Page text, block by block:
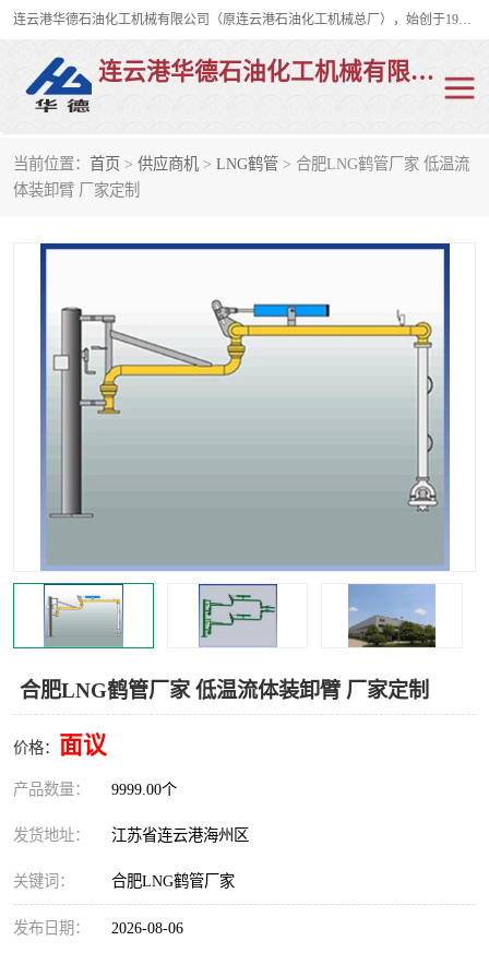
连云港华德石油化工机械有限公司（原连云港石油化工机械总厂），始创于1982年，是从事码头船用流体装卸臂、陆用流体装卸臂（鹤管）、活动梯、钢构平台、定量装车系统等全系列流体装卸设备的设计、制造、销售以及服务的专业供应商。
连云港华德石油化工机械有限公司
当前位置： 首页 > 供应商机 > LNG鹤管 > 合肥LNG鹤管厂家 低温流
体装卸臂 厂家定制
合肥LNG鹤管厂家 低温流体装卸臂 厂家定制
价格： 面议
产品数量： 9999.00个
发货地址： 江苏省连云港海州区
关键词： 合肥LNG鹤管厂家
发布日期： 2026-08-06
陆用流体装卸臂
液氨鹤管 液氯鹤管
平台栈桥
装车鹤管
汽车鹤管
底部鹤管 低温鹤管
浮动出油装置 鹤管